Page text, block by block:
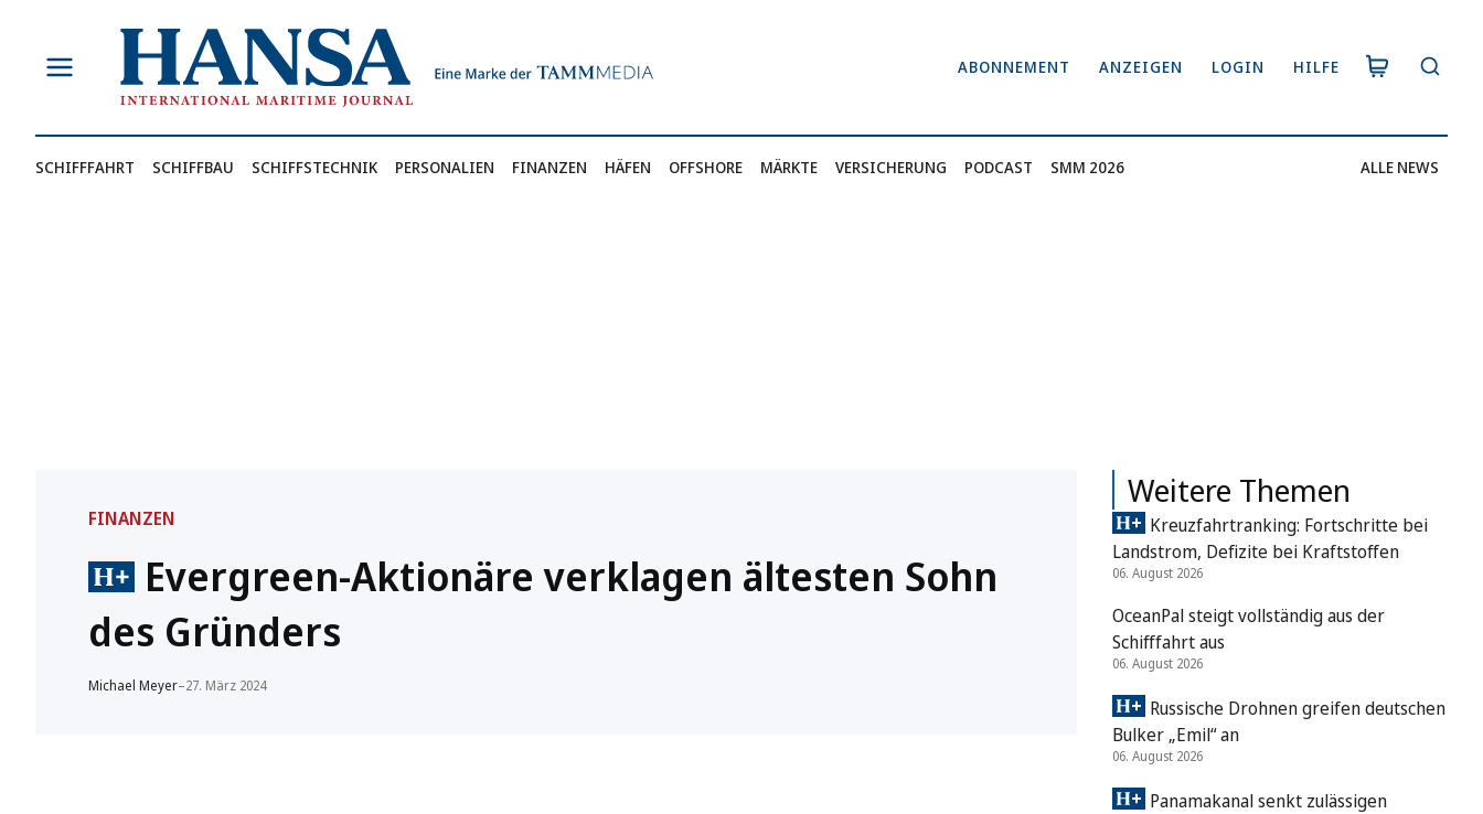
springen
ABONNEMENT ANZEIGEN LOGIN HILFE
SCHIFFFAHRT SCHIFFBAU SCHIFFSTECHNIK PERSONALIEN FINANZEN HÄFEN OFFSHORE MÄRKTE VERSICHERUNG PODCAST SMM 2026 ALLE NEWS
FINANZEN
Evergreen-Aktionäre verklagen ältesten Sohn
des Gründers
Michael Meyer–27. März 2024
Weitere Themen
Kreuzfahrtranking: Fortschritte bei
Landstrom, Defizite bei Kraftstoffen
06. August 2026
OceanPal steigt vollständig aus der
Schifffahrt aus
06. August 2026
Russische Drohnen greifen deutschen
Bulker „Emil“ an
06. August 2026
Panamakanal senkt zulässigen